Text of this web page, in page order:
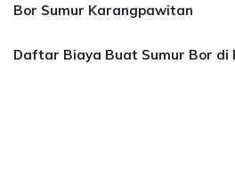
Bor Sumur Karangpawitan
Daftar Biaya Buat Sumur Bor di